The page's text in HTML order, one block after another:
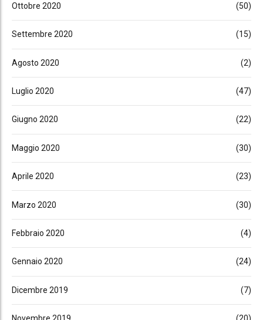
Ottobre 2020 (50)
Settembre 2020 (15)
Agosto 2020 (2)
Luglio 2020 (47)
Giugno 2020 (22)
Maggio 2020 (30)
Aprile 2020 (23)
Marzo 2020 (30)
Febbraio 2020 (4)
Gennaio 2020 (24)
Dicembre 2019 (7)